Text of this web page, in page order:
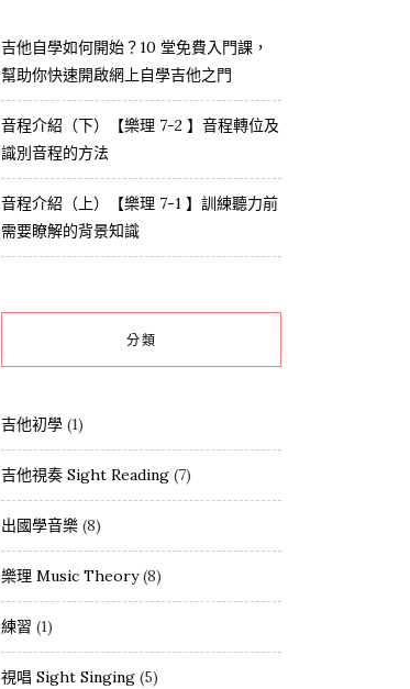
吉他自學如何開始？10 堂免費入門課，
幫助你快速開啟網上自學吉他之門
音程介紹（下）【樂理 7-2 】音程轉位及
識別音程的方法
音程介紹（上）【樂理 7-1 】訓練聽力前
需要瞭解的背景知識
分類
吉他初學 (1)
吉他視奏 Sight Reading (7)
出國學音樂 (8)
樂理 Music Theory(8)
練習 (1)
視唱 Sight Singing (5)